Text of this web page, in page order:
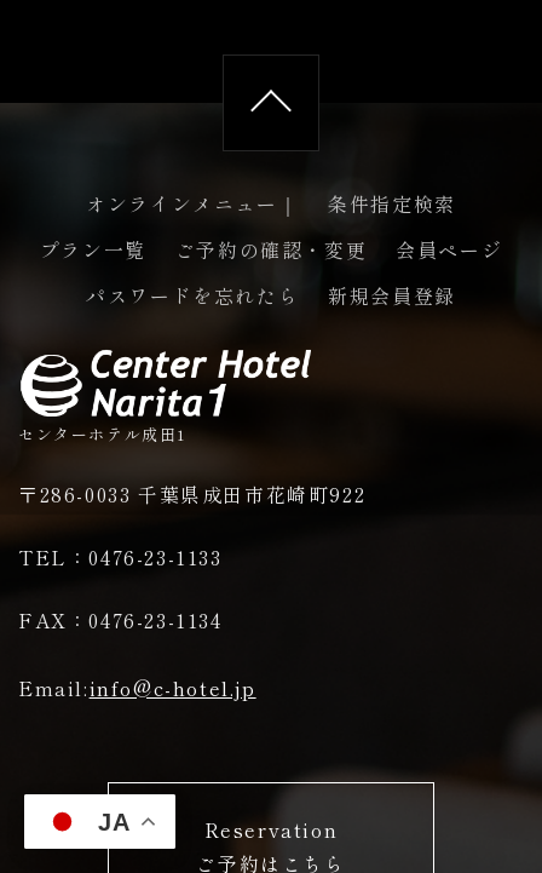
ペー
オンラインメニュー｜
条件指定検索
プラン一覧
ご予約の確認・変更
会員ページ
パスワードを忘れたら
新規会員登録
センターホテル成田1
〒286-0033 千葉県成田市花崎町922
TEL：0476-23-1133
FAX：0476-23-1134
Email:info@c-hotel.jp
Reservation
ご予約はこちら
JA